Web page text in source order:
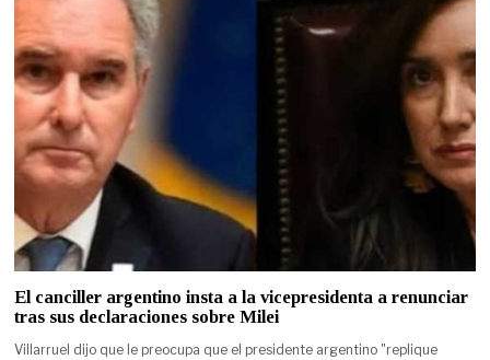
El canciller argentino insta a la vicepresidenta a renunciar
tras sus declaraciones sobre Milei
Villarruel dijo que le preocupa que el presidente argentino "replique